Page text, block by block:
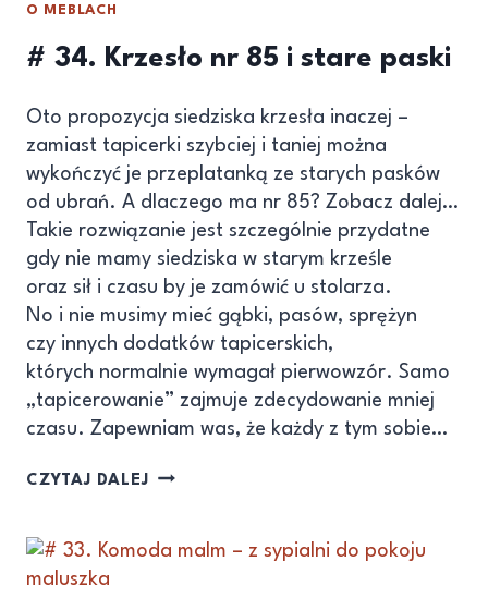
O MEBLACH
# 34. Krzesło nr 85 i stare paski
Oto propozycja siedziska krzesła inaczej –
zamiast tapicerki szybciej i taniej można
wykończyć je przeplatanką ze starych pasków
od ubrań. A dlaczego ma nr 85? Zobacz dalej…
Takie rozwiązanie jest szczególnie przydatne
gdy nie mamy siedziska w starym krześle
oraz sił i czasu by je zamówić u stolarza.
No i nie musimy mieć gąbki, pasów, sprężyn
czy innych dodatków tapicerskich,
których normalnie wymagał pierwowzór. Samo
„tapicerowanie” zajmuje zdecydowanie mniej
czasu. Zapewniam was, że każdy z tym sobie…
CZYTAJ DALEJ